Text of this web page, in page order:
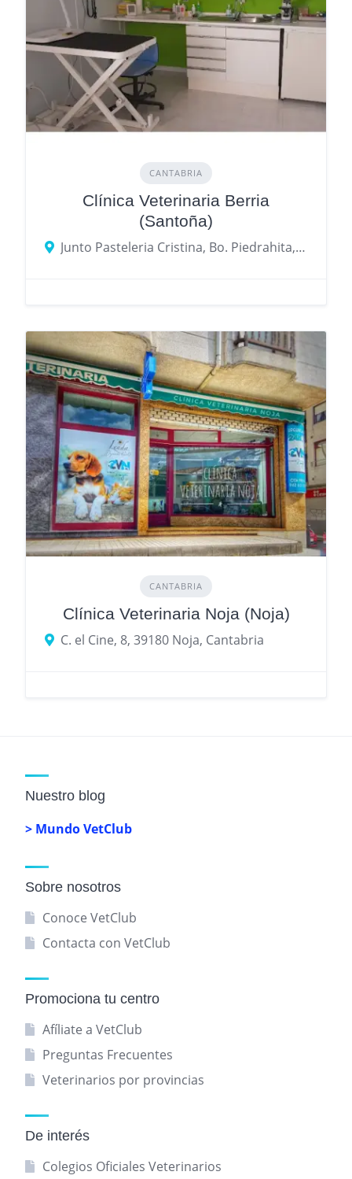
CANTABRIA
Clínica Veterinaria Berria
(Santoña)
Junto Pasteleria Cristina, Bo. Piedrahita, 15, 39197 Argoños, Cantabria
CANTABRIA
Clínica Veterinaria Noja (Noja)
C. el Cine, 8, 39180 Noja, Cantabria
Nuestro blog
> Mundo VetClub
Sobre nosotros
Conoce VetClub
Contacta con VetClub
Promociona tu centro
Afíliate a VetClub
Preguntas Frecuentes
Veterinarios por provincias
De interés
Colegios Oficiales Veterinarios